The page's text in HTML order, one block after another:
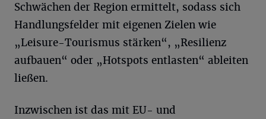
Schwächen der Region ermittelt, sodass sich
Handlungsfelder mit eigenen Zielen wie
„Leisure-Tourismus stärken“, „Resilienz
aufbauen“ oder „Hotspots entlasten“ ableiten
ließen.
Inzwischen ist das mit EU- und